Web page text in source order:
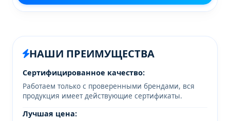
НАШИ ПРЕИМУЩЕСТВА
Сертифицированное качество:
Работаем только с проверенными брендами, вся
продукция имеет действующие сертификаты.
Лучшая цена: